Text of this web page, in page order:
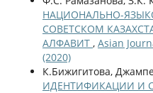
НАЦИОНАЛЬНО-
СОВЕТСКОМ
АЛФАВИТ , Asian
(2020)
К.Бижигитова,
ИДЕНТИФИКАЦИИ И